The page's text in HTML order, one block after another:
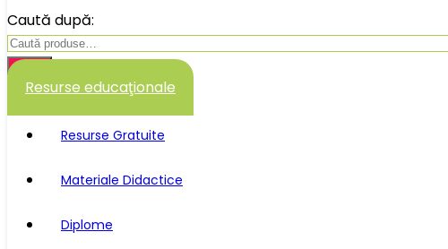
Caută după:
Caută
Resurse educaţionale
Resurse Gratuite
Materiale Didactice
Diplome